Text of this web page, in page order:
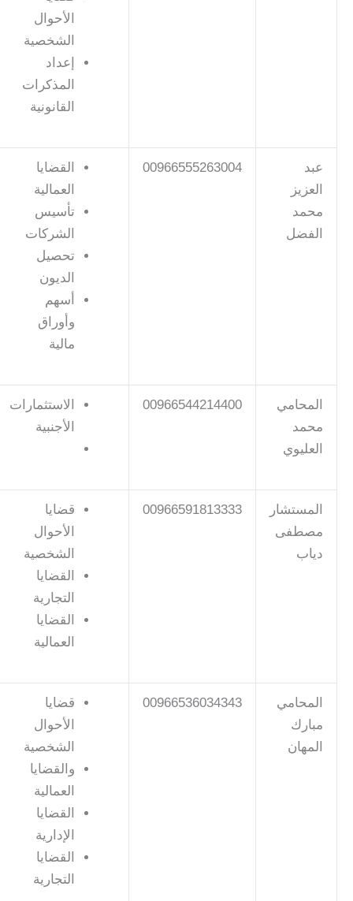
الأحوال
الشخصية
إعداد
المذكرات
القانونية
عبد
العزيز
محمد
الفضل
00966555263004
القضايا
العمالية
تأسيس
الشركات
تحصيل
الديون
أسهم
وأوراق
مالية
المحامي
محمد
العليوي
00966544214400
الاستثمارات
الأجنبية
المستشار
مصطفى
دياب
00966591813333
قضايا
الأحوال
الشخصية
القضايا
التجارية
القضايا
العمالية
المحامي
مبارك
المهان
00966536034343
قضايا
الأحوال
الشخصية
والقضايا
العمالية
القضايا
الإدارية
القضايا
التجارية